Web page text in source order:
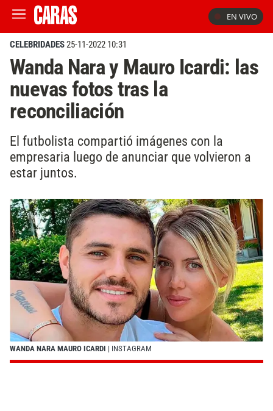
EN VIVO
CELEBRIDADES25-11-2022 10:31
Wanda Nara y Mauro Icardi: las
nuevas fotos tras la
reconciliación
El futbolista compartió imágenes con la
empresaria luego de anunciar que volvieron a
estar juntos.
WANDA NARA MAURO ICARDI | INSTAGRAM